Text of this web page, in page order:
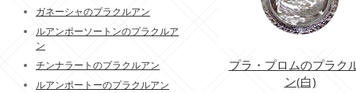
プラ・プロムのプラク
ン(白)
ガネーシャのプラクルアン
ルアンポーソートンのプラクルア
ン
チンナラートのプラクルアン
ルアンポートーのプラクルアン